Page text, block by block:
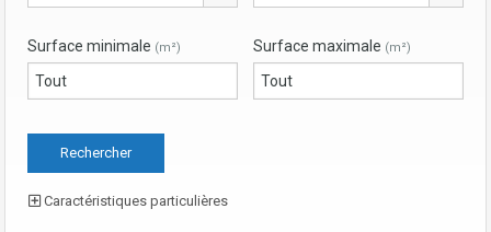
Surface minimale (m²) Surface maximale (m²)
Caractéristiques particulières